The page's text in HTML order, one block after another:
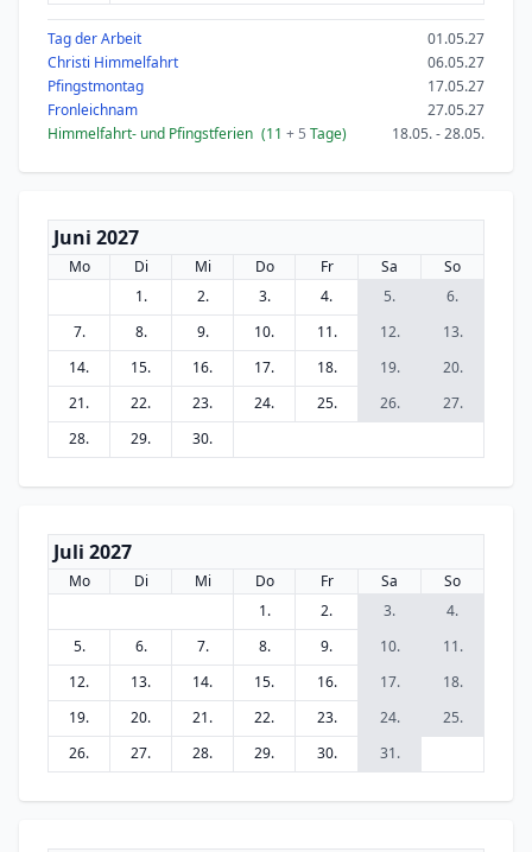
Tag der Arbeit
01.05.27
Christi Himmelfahrt
06.05.27
Pfingstmontag
17.05.27
Fronleichnam
27.05.27
Himmelfahrt- und Pfingstferien (11 + 5 Tage) 18.05. - 28.05.
Juni 2027
Mo Di Mi Do Fr Sa
So
1.
2. 3. 4. 5.
6.
7.
8. 9. 10. 11. 12.
13.
14.
15. 16. 17. 18. 19.
20.
21.
22. 23. 24. 25. 26.
27.
28.
29. 30.
Juli 2027
Mo Di Mi Do Fr Sa
So
1.
2. 3.
4.
5.
6. 7. 8. 9. 10.
11.
12.
13. 14. 15. 16. 17.
18.
19.
20. 21. 22. 23. 24.
25.
26.
27. 28. 29. 30. 31.